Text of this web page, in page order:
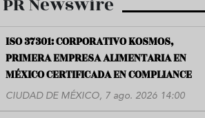
ISO 37301: CORPORATIVO KOSMOS,
PRIMERA EMPRESA ALIMENTARIA EN
MÉXICO CERTIFICADA EN COMPLIANCE
CIUDAD DE MÉXICO, 7 ago. 2026 14:00